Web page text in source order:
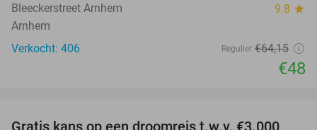
Bleeckerstreet Arnhem 9.8 star
Arnhem
Verkocht: 406
Regulier €64,15
€48
Gratis kans op een droomreis t.w.v. €3.000